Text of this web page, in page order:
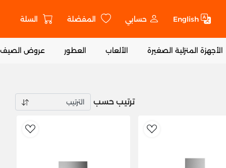
English حسابي المفضلة السلة
الأجهزة المنزلية الصغيرة الألعاب العطور عروض الصيف
ترتيب حسب
AddToWishlist